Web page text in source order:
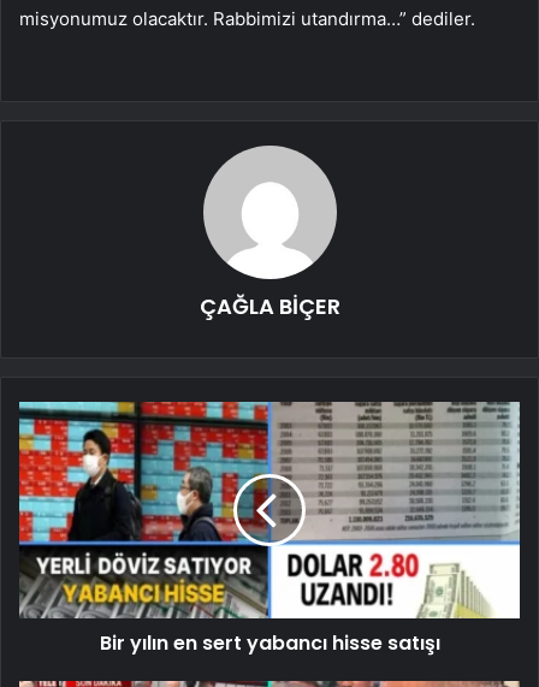
misyonumuz olacaktır. Rabbimizi utandırma…” dediler.
ÇAĞLA BİÇER
Bir yılın en sert yabancı hisse satışı